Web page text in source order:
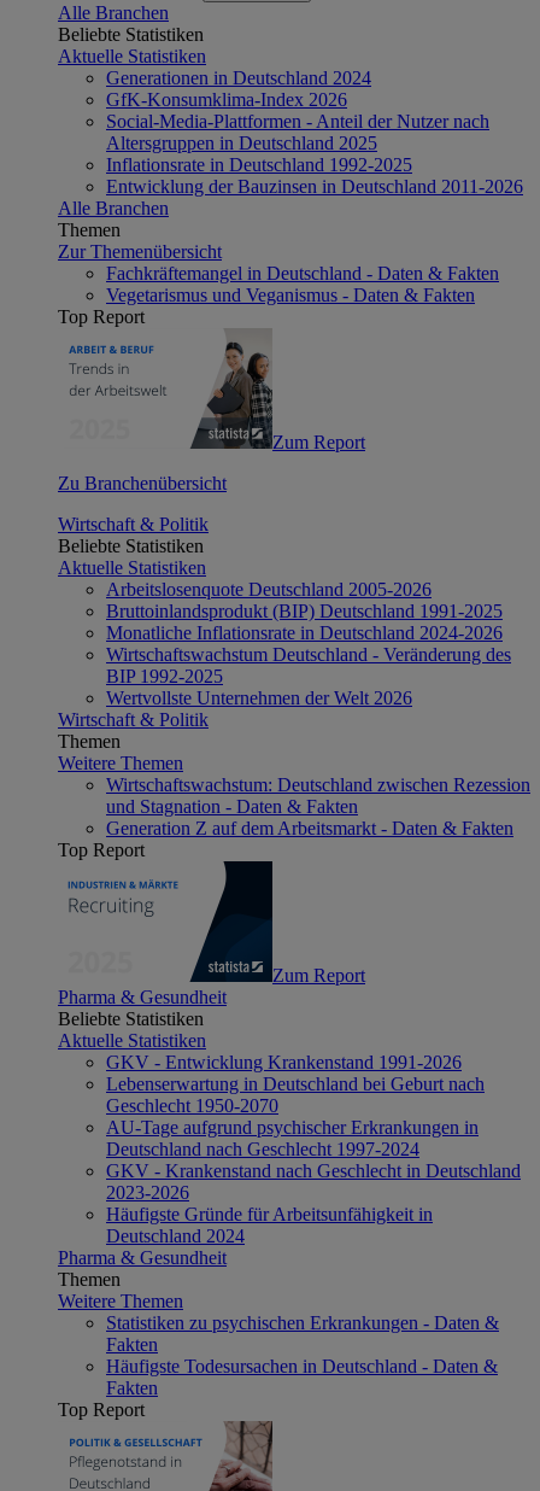
Alle Branchen
Beliebte Statistiken
Aktuelle Statistiken
Generationen in Deutschland 2024
GfK-Konsumklima-Index 2026
Social-Media-Plattformen - Anteil der Nutzer nach
Altersgruppen in Deutschland 2025
Inflationsrate in Deutschland 1992-2025
Entwicklung der Bauzinsen in Deutschland 2011-2026
Alle Branchen
Themen
Zur Themenübersicht
Fachkräftemangel in Deutschland - Daten & Fakten
Vegetarismus und Veganismus - Daten & Fakten
Top Report
Zum Report
Zu Branchenübersicht
Wirtschaft & Politik
Beliebte Statistiken
Aktuelle Statistiken
Arbeitslosenquote Deutschland 2005-2026
Bruttoinlandsprodukt (BIP) Deutschland 1991-2025
Monatliche Inflationsrate in Deutschland 2024-2026
Wirtschaftswachstum Deutschland - Veränderung des
BIP 1992-2025
Wertvollste Unternehmen der Welt 2026
Wirtschaft & Politik
Themen
Weitere Themen
Wirtschaftswachstum: Deutschland zwischen Rezession
und Stagnation - Daten & Fakten
Generation Z auf dem Arbeitsmarkt - Daten & Fakten
Top Report
Zum Report
Pharma & Gesundheit
Beliebte Statistiken
Aktuelle Statistiken
GKV - Entwicklung Krankenstand 1991-2026
Lebenserwartung in Deutschland bei Geburt nach
Geschlecht 1950-2070
AU-Tage aufgrund psychischer Erkrankungen in
Deutschland nach Geschlecht 1997-2024
GKV - Krankenstand nach Geschlecht in Deutschland
2023-2026
Häufigste Gründe für Arbeitsunfähigkeit in
Deutschland 2024
Pharma & Gesundheit
Themen
Weitere Themen
Statistiken zu psychischen Erkrankungen - Daten &
Fakten
Häufigste Todesursachen in Deutschland - Daten &
Fakten
Top Report